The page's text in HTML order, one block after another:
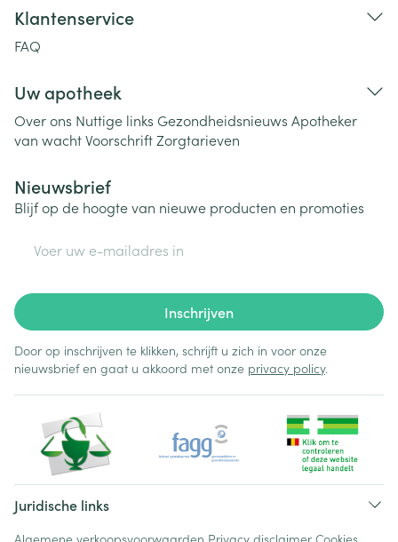
Klantenservice
FAQ
Uw apotheek
Over ons Nuttige links Gezondheidsnieuws Apotheker
van wachtVoorschriftZorgtarieven
Nieuwsbrief
Blijf op de hoogte van nieuwe producten en promoties
Inschrijven
Door op inschrijven te klikken, schrijft u zich in voor onze
nieuwsbrief en gaat u akkoord met onze privacy policy.
Juridische links
Algemene verkoopsvoorwaarden Privacy disclaimer Cookies